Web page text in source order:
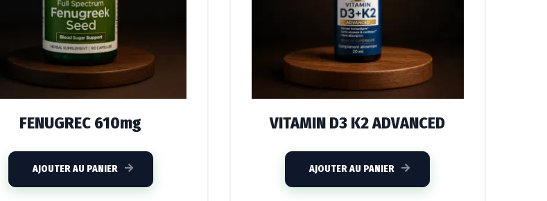
FENUGREC 610mg
AJOUTER AU PANIER
VITAMIN D3 K2 ADVANCED
AJOUTER AU PANIER